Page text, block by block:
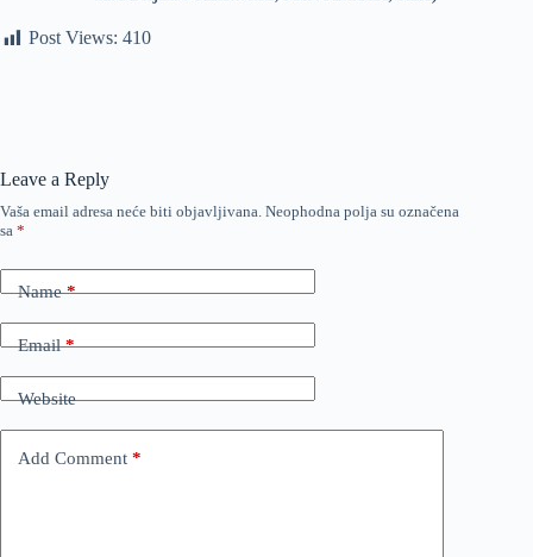
Post Views: 410
Leave a Reply
Vaša email adresa neće biti objavljivana. Neophodna polja su označena
sa *
Name*
Email*
Website
Add Comment *